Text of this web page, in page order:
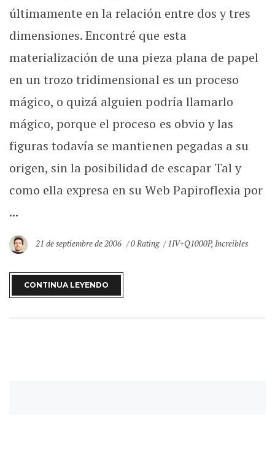
últimamente en la relación entre dos y tres
dimensiones. Encontré que esta
materialización de una pieza plana de papel
en un trozo tridimensional es un proceso
mágico, o quizá alguien podría llamarlo
mágico, porque el proceso es obvio y las
figuras todavía se mantienen pegadas a su
origen, sin la posibilidad de escapar Tal y
como ella expresa en su Web Papiroflexia por
...
21 de septiembre de 2006 0 Rating 1IV+Q1000P,Increibles
CONTINUA LEYENDO